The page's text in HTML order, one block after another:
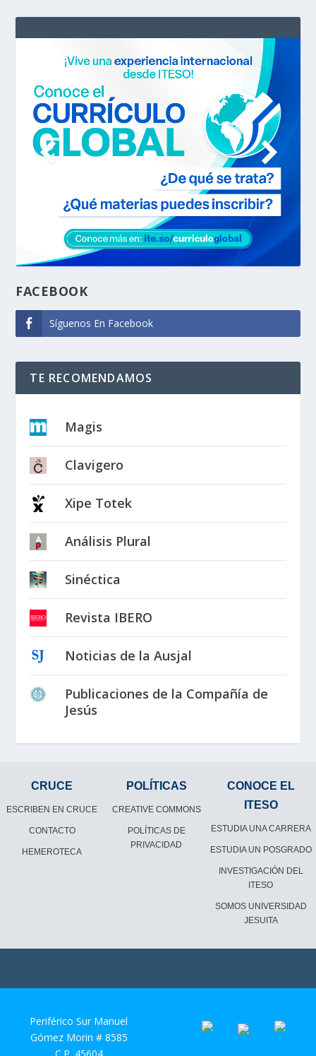
FACEBOOK
Síguenos En Facebook
TE RECOMENDAMOS
Magis
Clavigero
Xipe Totek
Análisis Plural
Sinéctica
Revista IBERO
Noticias de la Ausjal
Publicaciones de la Compañía de
Jesús
CRUCE
ESCRIBEN EN CRUCE
CONTACTO
HEMEROTECA
POLÍTICAS
CREATIVE COMMONS
POLÍTICAS DE
PRIVACIDAD
CONOCE EL
ITESO
ESTUDIA UNA CARRERA
ESTUDIA UN POSGRADO
INVESTIGACIÓN DEL
ITESO
SOMOS UNIVERSIDAD
JESUITA
Periférico Sur Manuel
Gómez Morin # 8585
C.P. 45604